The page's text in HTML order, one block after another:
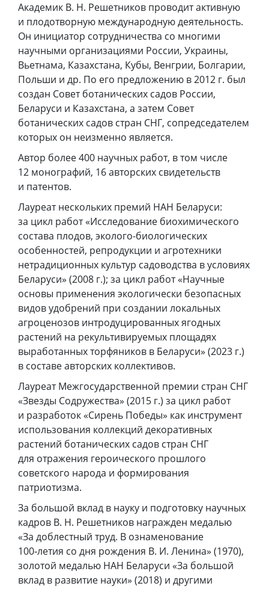
Академик В. Н. Решетников проводит активную
и плодотворную международную деятельность.
Он инициатор сотрудничества со многими
научными организациями России, Украины,
Вьетнама, Казахстана, Кубы, Венгрии, Болгарии,
Польши и др. По его предложению в 2012 г. был
создан Совет ботанических садов России,
Беларуси и Казахстана, а затем Совет
ботанических садов стран СНГ, сопредседателем
которых он неизменно является.
Автор более 400 научных работ, в том числе
12 монографий, 16 авторских свидетельств
и патентов.
Лауреат нескольких премий НАН Беларуси:
за цикл работ «Исследование биохимического
состава плодов, эколого-биологических
особенностей, репродукции и агротехники
нетрадиционных культур садоводства в условиях
Беларуси» (2008 г.); за цикл работ «Научные
основы применения экологически безопасных
видов удобрений при создании локальных
агроценозов интродуцированных ягодных
растений на рекультивируемых площадях
выработанных торфяников в Беларуси» (2023 г.)
в составе авторских коллективов.
Лауреат Межгосударственной премии стран СНГ
«Звезды Содружества» (2015 г.) за цикл работ
и разработок «Сирень Победы» как инструмент
использования коллекций декоративных
растений ботанических садов стран СНГ
для отражения героического прошлого
советского народа и формирования
патриотизма.
За большой вклад в науку и подготовку научных
кадров В. Н. Решетников награжден медалью
«За доблестный труд. В ознаменование
100‑летия со дня рождения В. И. Ленина» (1970),
золотой медалью НАН Беларуси «За большой
вклад в развитие науки» (2018) и другими